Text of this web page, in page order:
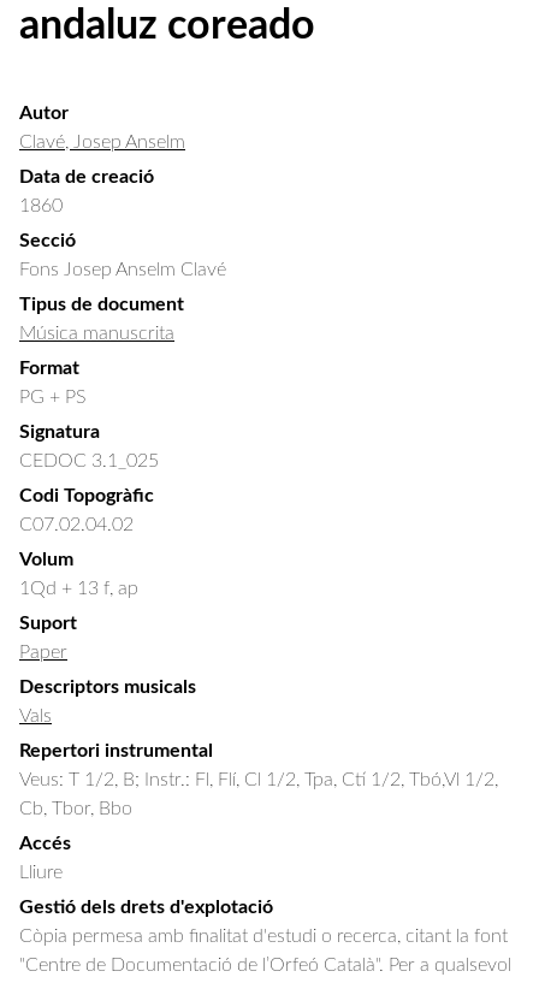
andaluz coreado
Autor
Clavé, Josep Anselm
Data de creació
1860
Secció
Fons Josep Anselm Clavé
Tipus de document
Música manuscrita
Format
PG + PS
Signatura
CEDOC 3.1_025
Codi Topogràfic
C07.02.04.02
Volum
1Qd + 13 f, ap
Suport
Paper
Descriptors musicals
Vals
Repertori instrumental
Veus: T 1/2, B; Instr.: Fl, Flí, Cl 1/2, Tpa, Ctí 1/2, Tbó,Vl 1/2,
Cb, Tbor, Bbo
Accés
Lliure
Gestió dels drets d'explotació
Còpia permesa amb finalitat d'estudi o recerca, citant la font
"Centre de Documentació de l’Orfeó Català". Per a qualsevol